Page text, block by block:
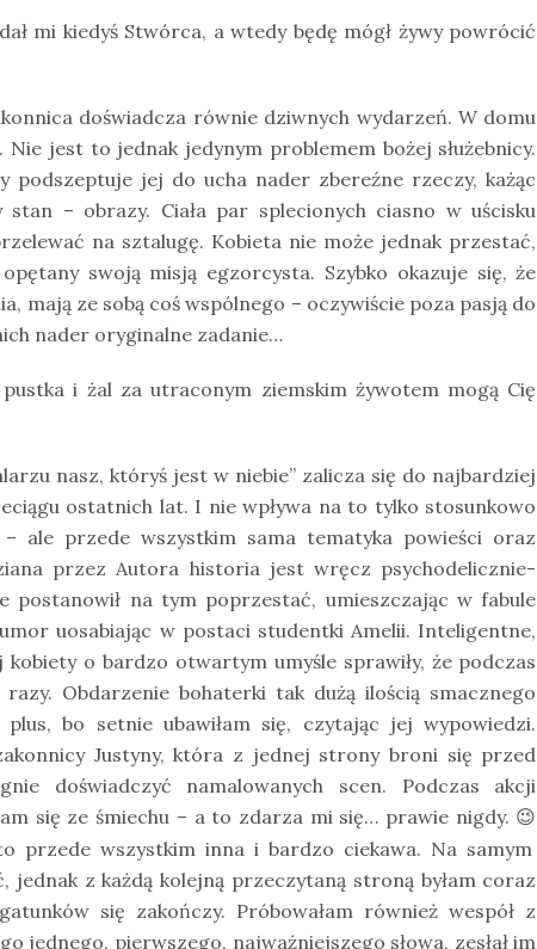
mi kiedyś Stwórca, a wtedy będę mógł żywy powrócić
doświadcza równie dziwnych wydarzeń. W domu
jest to jednak jedynym problemem bożej służebnicy.
podszeptuje jej do ucha nader zbereźne rzeczy, każąc
– obrazy. Ciała par splecionych ciasno w uścisku
na sztalugę. Kobieta nie może jednak przestać,
swoją misją egzorcysta. Szybko okazuje się, że
mają ze sobą coś wspólnego – oczywiście poza pasją do
nader oryginalne zadanie…
i żal za utraconym ziemskim żywotem mogą Cię
nasz, któryś jest w niebie” zalicza się do najbardziej
ostatnich lat. I nie wpływa na to tylko stosunkowo
ale przede wszystkim sama tematyka powieści oraz
przez Autora historia jest wręcz psychodelicznie-
postanowił na tym poprzestać, umieszczając w fabule
uosabiając w postaci studentki Amelii. Inteligentne,
o bardzo otwartym umyśle sprawiły, że podczas
Obdarzenie bohaterki tak dużą ilością smacznego
bo setnie ubawiłam się, czytając jej wypowiedzi.
Justyny, która z jednej strony broni się przed
doświadczyć namalowanych scen. Podczas akcji
się ze śmiechu – a to zdarza mi się… prawie nigdy. 😉
przede wszystkim inna i bardzo ciekawa. Na samym
z każdą kolejną przeczytaną stroną byłam coraz
się zakończy. Próbowałam również wespół z
jednego, pierwszego, najważniejszego słowa, zesłał im